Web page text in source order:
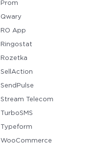
Prom
Qwary
RO App
Ringostat
Rozetka
SellAction
SendPulse
Stream Telecom
TurboSMS
Typeform
WooCommerce